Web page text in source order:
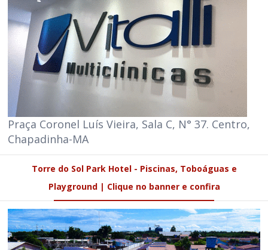
Praça Coronel Luís Vieira, Sala C, N° 37. Centro,
Chapadinha-MA
Torre do Sol Park Hotel - Piscinas, Toboáguas e
Playground | Clique no banner e confira